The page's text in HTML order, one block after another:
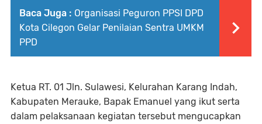
Baca Juga : Organisasi Peguron PPSI DPD
Kota Cilegon Gelar Penilaian Sentra UMKM
PPD
Ketua RT. 01 Jln. Sulawesi, Kelurahan Karang Indah,
Kabupaten Merauke, Bapak Emanuel yang ikut serta
dalam pelaksanaan kegiatan tersebut mengucapkan